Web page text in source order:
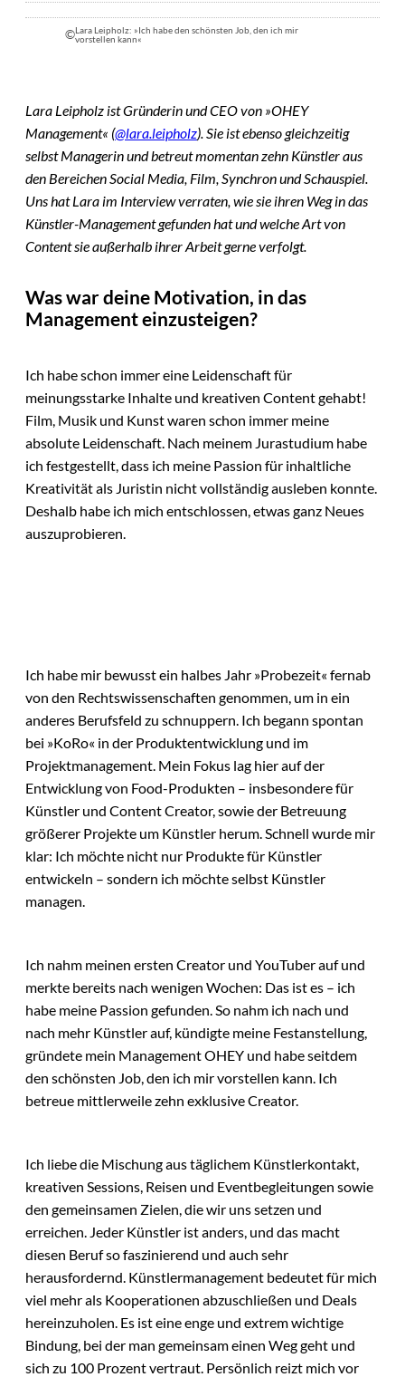
©Lara Leipholz: »Ich habe den schönsten Job, den ich mir
vorstellen kann«
Lara Leipholz ist Gründerin und CEO von »OHEY
Management« (@lara.leipholz). Sie ist ebenso gleichzeitig
selbst Managerin und betreut momentan zehn Künstler aus
den Bereichen Social Media, Film, Synchron und Schauspiel.
Uns hat Lara im Interview verraten, wie sie ihren Weg in das
Künstler-Management gefunden hat und welche Art von
Content sie außerhalb ihrer Arbeit gerne verfolgt.
Was war deine Motivation, in das
Management einzusteigen?
Ich habe schon immer eine Leidenschaft für
meinungsstarke Inhalte und kreativen Content gehabt!
Film, Musik und Kunst waren schon immer meine
absolute Leidenschaft. Nach meinem Jurastudium habe
ich festgestellt, dass ich meine Passion für inhaltliche
Kreativität als Juristin nicht vollständig ausleben konnte.
Deshalb habe ich mich entschlossen, etwas ganz Neues
auszuprobieren.
Ich habe mir bewusst ein halbes Jahr »Probezeit« fernab
von den Rechtswissenschaften genommen, um in ein
anderes Berufsfeld zu schnuppern. Ich begann spontan
bei »KoRo« in der Produktentwicklung und im
Projektmanagement. Mein Fokus lag hier auf der
Entwicklung von Food-Produkten – insbesondere für
Künstler und Content Creator, sowie der Betreuung
größerer Projekte um Künstler herum. Schnell wurde mir
klar: Ich möchte nicht nur Produkte für Künstler
entwickeln – sondern ich möchte selbst Künstler
managen.
Ich nahm meinen ersten Creator und YouTuber auf und
merkte bereits nach wenigen Wochen: Das ist es – ich
habe meine Passion gefunden. So nahm ich nach und
nach mehr Künstler auf, kündigte meine Festanstellung,
gründete mein Management OHEY und habe seitdem
den schönsten Job, den ich mir vorstellen kann. Ich
betreue mittlerweile zehn exklusive Creator.
Ich liebe die Mischung aus täglichem Künstlerkontakt,
kreativen Sessions, Reisen und Eventbegleitungen sowie
den gemeinsamen Zielen, die wir uns setzen und
erreichen. Jeder Künstler ist anders, und das macht
diesen Beruf so faszinierend und auch sehr
herausfordernd. Künstlermanagement bedeutet für mich
viel mehr als Kooperationen abzuschließen und Deals
hereinzuholen. Es ist eine enge und extrem wichtige
Bindung, bei der man gemeinsam einen Weg geht und
sich zu 100 Prozent vertraut. Persönlich reizt mich vor